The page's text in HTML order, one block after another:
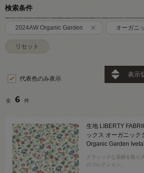
検索条件
2024AW Organic Garden オーガニ
リセット
代表色のみ表示
表示
全 6 件
生地 LIBERTY
ックス オーガニック
Organic Garden
09Ac03j
クラシックな花柄を取り
のコレクション。